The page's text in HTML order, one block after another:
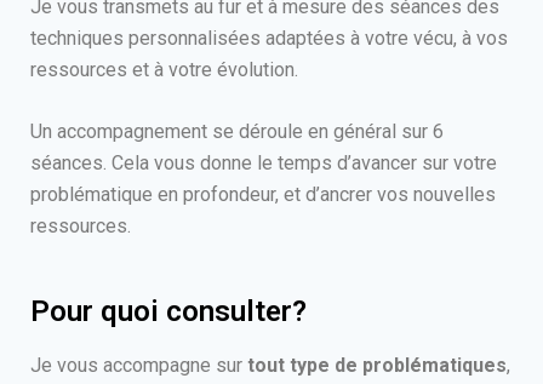
Je vous transmets au fur et à mesure des séances des
techniques personnalisées adaptées à votre vécu, à vos
ressources et à votre évolution.
Un accompagnement se déroule en général sur 6
séances. Cela vous donne le temps d’avancer sur votre
problématique en profondeur, et d’ancrer vos nouvelles
ressources.
Pour quoi consulter?
Je vous accompagne sur tout type de problématiques,